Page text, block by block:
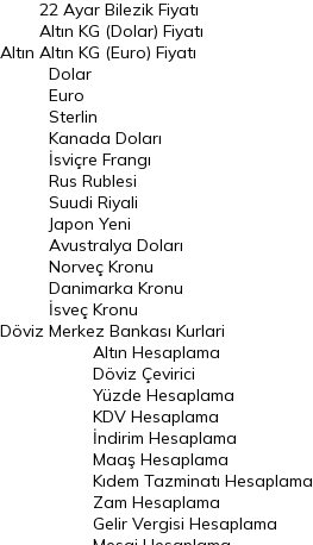
Dolar Kuru
Euro Kuru
Pound Kuru
Frank Kuru
Riyal Kuru
Avustralya Doları
Danimarka Kronu Kuru
Kanada Doları Kuru
Norveç Kronu Kuru
İsveç Kronu Kuru
Japon Yeni Kuru
Serbest Piyasa Döviz Kurları
Merkez Bankası Döviz Kurları
Altın
22 Ayar Bilezik Fiyatı
Altın KG (Dolar) Fiyatı
Altın KG (Euro) Fiyatı
Döviz
Dolar
Euro
Sterlin
Kanada Doları
İsviçre Frangı
Rus Rublesi
Suudi Riyali
Japon Yeni
Avustralya Doları
Norveç Kronu
Danimarka Kronu
İsveç Kronu
Merkez Bankası Kurlari
Altın Hesaplama
Döviz Çevirici
Yüzde Hesaplama
KDV Hesaplama
İndirim Hesaplama
Maaş Hesaplama
Kıdem Tazminatı Hesaplama
Zam Hesaplama
Gelir Vergisi Hesaplama